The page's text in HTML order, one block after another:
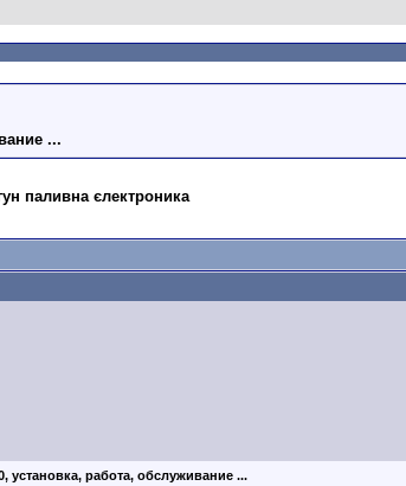
...
паливна єлектроника
установка, работа, обслуживание ...